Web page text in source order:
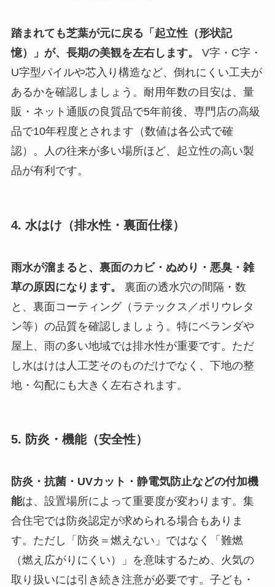
踏まれても芝葉が元に戻る「起立性（形状記
憶）」が、長期の美観を左右します。
V字・C字・
U字型パイルや芯入り構造など、倒れにくい工夫が
あるかを確認しましょう。耐用年数の目安は、量
販・ネット通販の良質品で5年前後、専門店の高級
品で10年程度とされます（数値は各公式で確
認）。人の往来が多い場所ほど、起立性の高い製
品が有利です。
4. 水はけ（排水性・裏面仕様）
雨水が溜まると、裏面のカビ・ぬめり・悪臭・雑
草の原因になります。
裏面の透水穴の間隔・数
と、裏面コーティング（ラテックス／ポリウレタ
ン等）の品質を確認しましょう。特にベランダや
屋上、雨の多い地域では排水性が重要です。ただ
し水はけは人工芝そのものだけでなく、下地の整
地・勾配にも大きく左右されます。
5. 防炎・機能（安全性）
防炎・抗菌・UVカット・静電気防止などの付加機
能は、設置場所によって重要度が変わります。集
合住宅では防炎認定が求められる場合もありま
す。ただし「防炎＝燃えない」ではなく「難燃
（燃え広がりにくい）」を意味するため、火気の
取り扱いには引き続き注意が必要です。子ども・